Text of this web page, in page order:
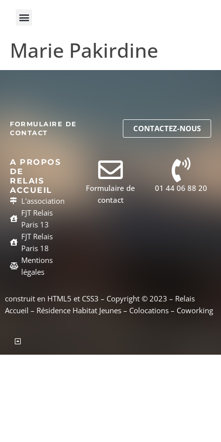
Marie Pakirdine
FORMULAIRE DE
CONTACT
CONTACTEZ-NOUS
A PROPOS
DE
RELAIS
ACCUEIL
L'association
FJT Relais
Paris 13
FJT Relais
Paris 18
Mentions
légales
Formulaire de
contact
01 44 06 88 20
construit en HTML5 et CSS3 – Copyright © 2023 – Relais
Accueil – Résidence Habitat Jeunes – Colocations – Coworking